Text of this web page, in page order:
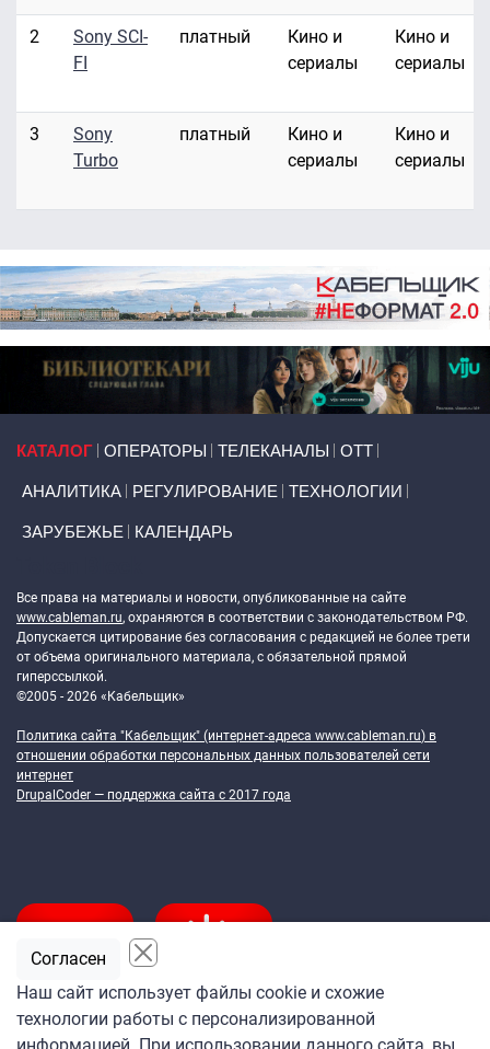
2
Sony SCI-
FI
платный
Кино и
сериалы
Кино и
сериалы
3
Sony
Turbo
платный
Кино и
сериалы
Кино и
сериалы
КАТАЛОГ ОПЕРАТОРЫ ТЕЛЕКАНАЛЫ ОТТ
АНАЛИТИКА РЕГУЛИРОВАНИЕ ТЕХНОЛОГИИ
ЗАРУБЕЖЬЕ КАЛЕНДАРЬ
Все права на материалы и новости, опубликованные на сайте
www.cableman.ru, охраняются в соответствии с законодательством РФ.
Допускается цитирование без согласования с редакцией не более трети
от объема оригинального материала, с обязательной прямой
гиперссылкой.
©2005 - 2026 «Кабельщик»
Политика сайта "Кабельщик" (интернет-адреса www.cableman.ru) в
отношении обработки персональных данных пользователей сети
интернет
DrupalCoder — поддержка сайта c 2017 года
Подпишитесь
Наш сайт использует файлы cookie и схожие
технологии работы с персонализированной
Согласен